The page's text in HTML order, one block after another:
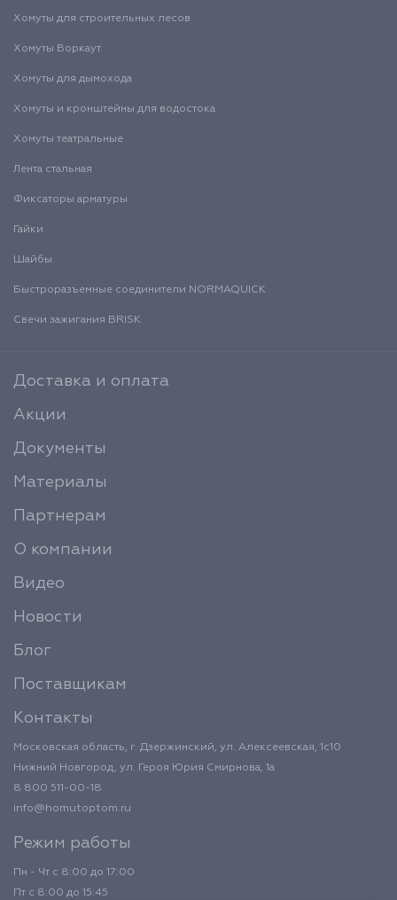
Хомуты для строительных лесов
Хомуты Воркаут
Хомуты для дымохода
Хомуты и кронштейны для водостока
Хомуты театральные
Лента стальная
Фиксаторы арматуры
Гайки
Шайбы
Быстроразъемные соединители NORMAQUICK
Свечи зажигания BRISK
Доставка и оплата
Акции
Документы
Материалы
Партнерам
О компании
Видео
Новости
Блог
Поставщикам
Контакты
Московская область, г. Дзержинский, ул. Алексеевская, 1с10
Нижний Новгород, ул. Героя Юрия Смирнова, 1а
8 800 511-00-18
info@homutoptom.ru
Режим работы
Пн - Чт с 8:00 до 17:00
Пт с 8:00 до 15:45